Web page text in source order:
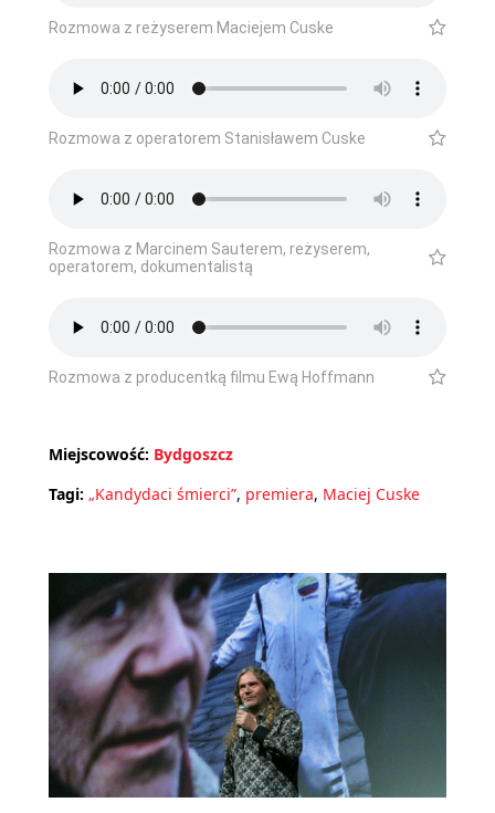
Rozmowa z reżyserem Maciejem Cuske
Rozmowa z operatorem Stanisławem Cuske
Rozmowa z Marcinem Sauterem, reżyserem,
operatorem, dokumentalistą
Rozmowa z producentką filmu Ewą Hoffmann
Miejscowość: Bydgoszcz
Tagi: „Kandydaci śmierci”, premiera, Maciej Cuske